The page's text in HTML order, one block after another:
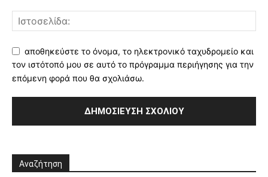
αποθηκεύστε το όνομα, το ηλεκτρονικό ταχυδρομείο και
τον ιστότοπό μου σε αυτό το πρόγραμμα περιήγησης για την
επόμενη φορά που θα σχολιάσω.
Αναζήτηση